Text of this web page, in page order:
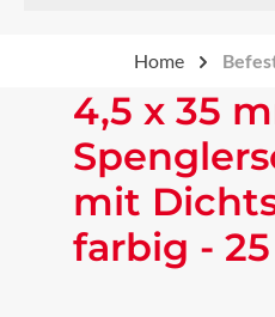
Home
4,5 x 35
mit
farbig -